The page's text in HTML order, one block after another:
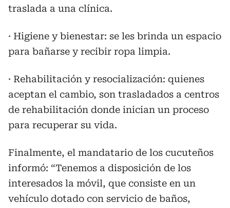
traslada a una clínica.
· Higiene y bienestar: se les brinda un espacio
para bañarse y recibir ropa limpia.
· Rehabilitación y resocialización: quienes
aceptan el cambio, son trasladados a centros
de rehabilitación donde inician un proceso
para recuperar su vida.
Finalmente, el mandatario de los cucuteños
informó: “Tenemos a disposición de los
interesados la móvil, que consiste en un
vehículo dotado con servicio de baños,